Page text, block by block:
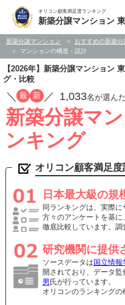
オリコン顧客満足度ランキング
新築分譲マンション
新築分譲マンション
おすすめの新築
マンションの構造・設計
【2026年】新築分譲マンション
グ・比較
／ 最 新 ／ 1,033名が選ん
新築分譲マ
ンキング
オリコン顧客満足
日本最大級の規
同ランキングは、実際
方々のアンケートを基
徹底比較しています。調
研究機関に提供
ソースデータは 国立情報
開されており、データ監
男 氏が行っています。
オリコンのランキングの